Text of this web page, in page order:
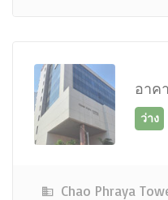
อาค
Chao Phraya
ว่าง